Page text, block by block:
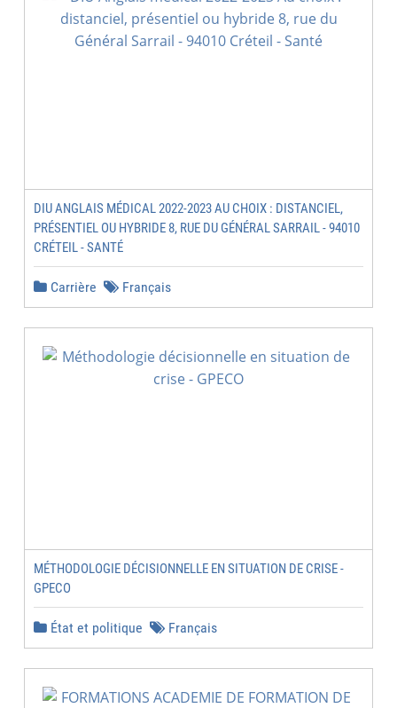
DIU ANGLAIS MÉDICAL 2022-2023 AU CHOIX : DISTANCIEL,
PRÉSENTIEL OU HYBRIDE 8, RUE DU GÉNÉRAL SARRAIL - 94010
CRÉTEIL - SANTÉ
Carrière Français
MÉTHODOLOGIE DÉCISIONNELLE EN SITUATION DE CRISE -
GPECO
État et politique Français